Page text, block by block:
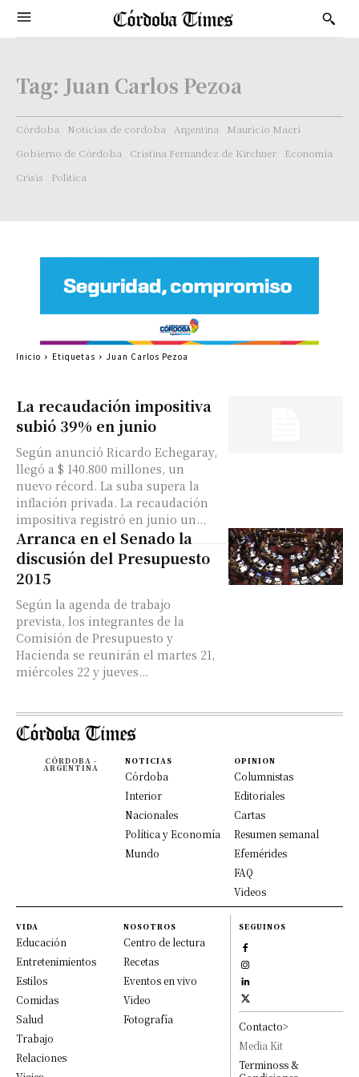
Tag: Juan Carlos Pezoa
Córdoba Noticias de cordoba Argentina
Mauricio Macri
Gobierno de Córdoba
Cristina Fernandez de Kirchner
Economía
Crisis
Politica
La recaudación impositiva
subió 39% en junio
Según anunció Ricardo Echegaray,
llegó a $ 140.800 millones, un
nuevo récord. La suba supera la
inflación privada. La recaudación
impositiva registró en junio un...
Arranca en el Senado la
discusión del Presupuesto
2015
Según la agenda de trabajo
prevista, los integrantes de la
Comisión de Presupuesto y
Hacienda se reunirán el martes 21,
miércoles 22 y jueves...
Inicio Etiquetas Juan Carlos Pezoa
CÓRDOBA -
ARGENTINA
NOTICIAS
Córdoba
Interior
Nacionales
Política y Economía
Mundo
OPINION
Columnistas
Editoriales
Cartas
Resumen semanal
Efemérides
FAQ
Videos
VIDA
Educación
Entretenimientos
Estilos
Comidas
Salud
Trabajo
Relaciones
NOSOTROS
Centro de lectura
Recetas
Eventos en vivo
Video
Fotografía
SEGUINOS
Contacto>
Media Kit
Terminoss &